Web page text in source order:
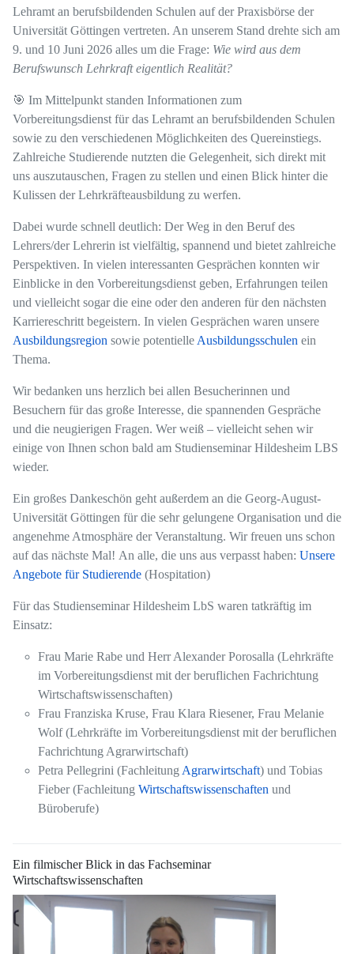
Lehramt an berufsbildenden Schulen auf der Praxisbörse der
Universität Göttingen vertreten. An unserem Stand drehte sich am
9. und 10 Juni 2026 alles um die Frage: Wie wird aus dem
Berufswunsch Lehrkraft eigentlich Realität?
🎯 Im Mittelpunkt standen Informationen zum
Vorbereitungsdienst für das Lehramt an berufsbildenden Schulen
sowie zu den verschiedenen Möglichkeiten des Quereinstiegs.
Zahlreiche Studierende nutzten die Gelegenheit, sich direkt mit
uns auszutauschen, Fragen zu stellen und einen Blick hinter die
Kulissen der Lehrkräfteausbildung zu werfen.
Dabei wurde schnell deutlich: Der Weg in den Beruf des
Lehrers/der Lehrerin ist vielfältig, spannend und bietet zahlreiche
Perspektiven. In vielen interessanten Gesprächen konnten wir
Einblicke in den Vorbereitungsdienst geben, Erfahrungen teilen
und vielleicht sogar die eine oder den anderen für den nächsten
Karriereschritt begeistern. In vielen Gesprächen waren unsere
Ausbildungsregion sowie potentielle Ausbildungsschulen ein
Thema.
Wir bedanken uns herzlich bei allen Besucherinnen und
Besuchern für das große Interesse, die spannenden Gespräche
und die neugierigen Fragen. Wer weiß – vielleicht sehen wir
einige von Ihnen schon bald am Studienseminar Hildesheim LBS
wieder.
Ein großes Dankeschön geht außerdem an die Georg-August-
Universität Göttingen für die sehr gelungene Organisation und die
angenehme Atmosphäre der Veranstaltung. Wir freuen uns schon
auf das nächste Mal! An alle, die uns aus verpasst haben: Unsere
Angebote für Studierende (Hospitation)
Für das Studienseminar Hildesheim LbS waren tatkräftig im
Einsatz:
Frau Marie Rabe und Herr Alexander Porosalla (Lehrkräfte
im Vorbereitungsdienst mit der beruflichen Fachrichtung
Wirtschaftswissenschaften)
Frau Franziska Kruse, Frau Klara Riesener, Frau Melanie
Wolf (Lehrkräfte im Vorbereitungsdienst mit der beruflichen
Fachrichtung Agrarwirtschaft)
Petra Pellegrini (Fachleitung Agrarwirtschaft) und Tobias
Fieber (Fachleitung Wirtschaftswissenschaften und
Büroberufe)
Ein filmischer Blick in das Fachseminar
Wirtschaftswissenschaften